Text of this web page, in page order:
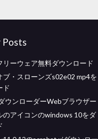
Posts
リーウェア無料ダウンロード
ブ・スローンズs02e02 mp4を
ド
ウンローダーWebブラウザー
のアイコンのwindows 10をダ